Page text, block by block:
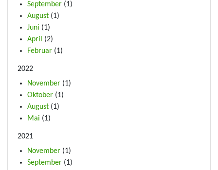
September (1)
August (1)
Juni (1)
April
(2)
Februar (1)
2022
November (1)
Oktober (1)
August (1)
Mai (1)
2021
November (1)
September (1)